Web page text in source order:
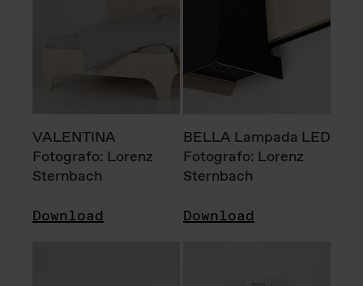
VALENTINA
Fotografo: Lorenz
Sternbach
Download
BELLA Lampada LED
Fotografo: Lorenz
Sternbach
Download